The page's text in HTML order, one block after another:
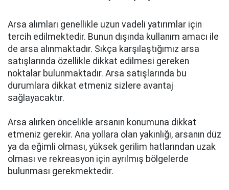
Arsa alımları genellikle uzun vadeli yatırımlar için
tercih edilmektedir. Bunun dışında kullanım amacı ile
de arsa alınmaktadır. Sıkça karşılaştığımız arsa
satışlarında özellikle dikkat edilmesi gereken
noktalar bulunmaktadır. Arsa satışlarında bu
durumlara dikkat etmeniz sizlere avantaj
sağlayacaktır.
Arsa alırken öncelikle arsanın konumuna dikkat
etmeniz gerekir. Ana yollara olan yakınlığı, arsanın düz
ya da eğimli olması, yüksek gerilim hatlarından uzak
olması ve rekreasyon için ayrılmış bölgelerde
bulunması gerekmektedir.